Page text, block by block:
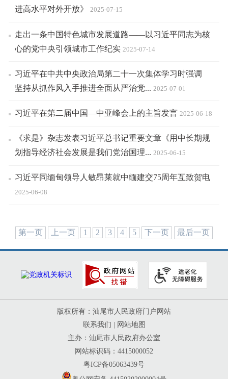
进高水平对外开放》
2025-07-15
走出一条中国特色城市发展道路——以习近平同志为核
心的党中央引领城市工作纪实 2025-07-14
习近平在中共中央政治局第二十一次集体学习时强调
坚持从抓作风入手推进全面从严治党... 2025-07-01
习近平在第二届中国—中亚峰会上的主旨发言 2025-06-18
《求是》杂志发表习近平总书记重要文章《用中长期规
划指导经济社会发展是我们党治国理... 2025-06-15
习近平同缅甸领导人敏昂莱就中缅建交75周年互致贺电
2025-06-08
第一页 上一页 1 2 3 4 5 下一页 最后一页
版权所有：汕尾市人民政府门户网站
联系我们 | 网站地图
主办：汕尾市人民政府办公室
网站标识码：4415000052
粤ICP备05063439号